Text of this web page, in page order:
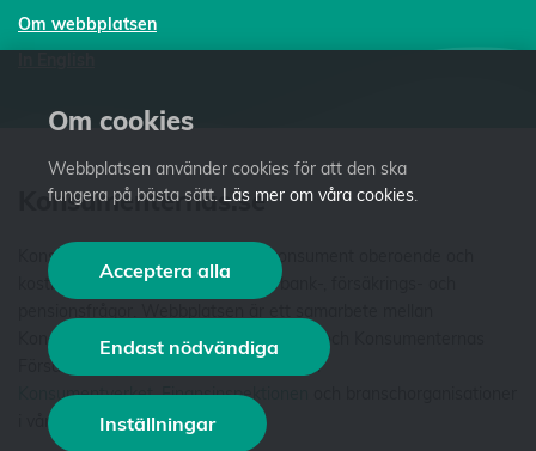
Om webbplatsen
Konsumenternas.se
Konsumenternas.se ger dig som konsument oberoende och
kostnadsfri fakta och vägledning i bank-, försäkrings- och
Konsumenternas Bank- och finansbyrå och Konsumenternas
Försäkringsbyrå. Vi är stiftelser som har
Konsumentverket,Finansinspektionen
i våra styrelser. Läs merom oss .
Om cookies
Webbplatsen använder cookies för att den ska
fungera på bästa sätt. Läs mer om våra cookies.
Acceptera alla
Endast nödvändiga
Inställningar